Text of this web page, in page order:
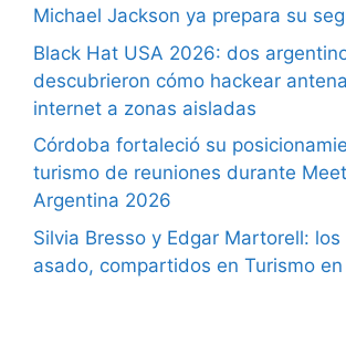
Michael Jackson ya prepara su
Black Hat USA 2026: dos
descubrieron cómo hackear
internet a zonas aisladas
Córdoba fortaleció su
turismo de reuniones durante
Argentina 2026
Silvia Bresso y Edgar Martorell:
asado, compartidos en Turismo